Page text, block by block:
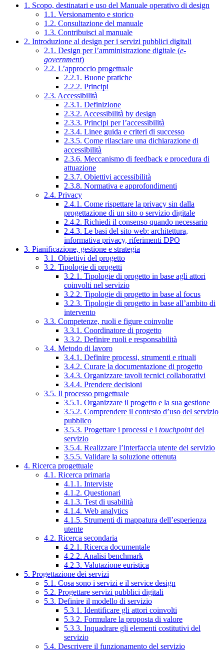
1. Scopo, destinatari e uso del Manuale operativo di design
1.1. Versionamento e storico
1.2. Consultazione del manuale
1.3. Contribuisci al manuale
2. Introduzione al design per i servizi pubblici digitali
2.1. Design per l’amministrazione digitale (e-
government)
2.2. L’approccio progettuale
2.2.1. Buone pratiche
2.2.2. Principi
2.3. Accessibilità
2.3.1. Definizione
2.3.2. Accessibilità by design
2.3.3. Principi per l’accessibilità
2.3.4. Linee guida e criteri di successo
2.3.5. Come rilasciare una dichiarazione di
accessibilità
2.3.6. Meccanismo di feedback e procedura di
attuazione
2.3.7. Obiettivi accessibilità
2.3.8. Normativa e approfondimenti
2.4. Privacy
2.4.1. Come rispettare la privacy sin dalla
progettazione di un sito o servizio digitale
2.4.2. Richiedi il consenso quando necessario
2.4.3. Le basi del sito web: architettura,
informativa privacy, riferimenti DPO
3. Pianificazione, gestione e strategia
3.1. Obiettivi del progetto
3.2. Tipologie di progetti
3.2.1. Tipologie di progetto in base agli attori
coinvolti nel servizio
3.2.2. Tipologie di progetto in base al focus
3.2.3. Tipologie di progetto in base all’ambito di
intervento
3.3. Competenze, ruoli e figure coinvolte
3.3.1. Coordinatore di progetto
3.3.2. Definire ruoli e responsabilità
3.4. Metodo di lavoro
3.4.1. Definire processi, strumenti e rituali
3.4.2. Curare la documentazione di progetto
3.4.3. Organizzare tavoli tecnici collaborativi
3.4.4. Prendere decisioni
3.5. Il processo progettuale
3.5.1. Organizzare il progetto e la sua gestione
3.5.2. Comprendere il contesto d’uso del servizio
pubblico
3.5.3. Progettare i processi e i touchpointdel
servizio
3.5.4. Realizzare l’interfaccia utente del servizio
3.5.5. Validare la soluzione ottenuta
4. Ricerca progettuale
4.1. Ricerca primaria
4.1.1. Interviste
4.1.2. Questionari
4.1.3. Test di usabilità
4.1.4. Web analytics
4.1.5. Strumenti di mappatura dell’esperienza
utente
4.2. Ricerca secondaria
4.2.1. Ricerca documentale
4.2.2. Analisi benchmark
4.2.3. Valutazione euristica
5. Progettazione dei servizi
5.1. Cosa sono i servizi e il service design
5.2. Progettare servizi pubblici digitali
5.3. Definire il modello di servizio
5.3.1. Identificare gli attori coinvolti
5.3.2. Formulare la proposta di valore
5.3.3. Inquadrare gli elementi costitutivi del
servizio
5.4. Descrivere il funzionamento del servizio